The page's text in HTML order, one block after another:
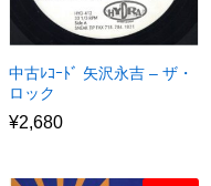
中古ﾚｺｰﾄﾞ 矢沢永吉 – ザ・
ロック
¥2,680